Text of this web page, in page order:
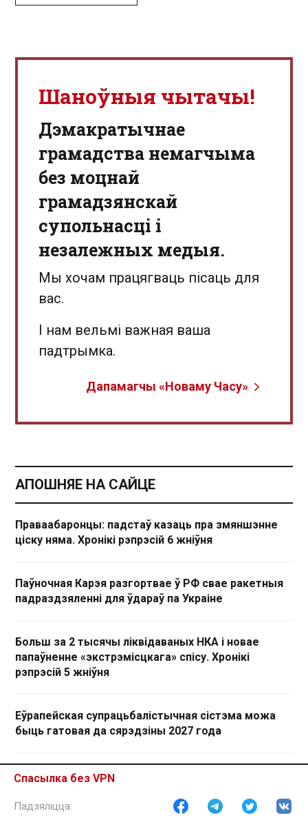
Спасылка без VPN
Шаноўныя чытачы!
Дэмакратычнае
грамадства немагчыма
без моцнай
грамадзянскай
супольнасці і
незалежных медыя.
Мы хочам працягваць пісаць для
вас.
І нам вельмі важная ваша
падтрымка.
Дапамагчы «Новаму Часу»
АПОШНЯЕ НА САЙЦЕ
Праваабаронцы: падстаў казаць пра змяншэнне
ціску няма. Хронікі рэпрэсій 6 жніўня
Паўночная Карэя разгортвае ў РФ свае ракетныя
падраздзяленні для ўдараў па Украіне
Больш за 2 тысячы ліквідаваных НКА і новае
папаўненне «экстрэмісцкага» спісу. Хронікі
рэпрэсій 5 жніўня
Еўрапейская супрацьбалістычная сістэма можа
быць гатовая да сярэдзіны 2027 года
Удзельнікі злёту пад Расонамі паведамілі пра
рэпрэсій 4 жніўня